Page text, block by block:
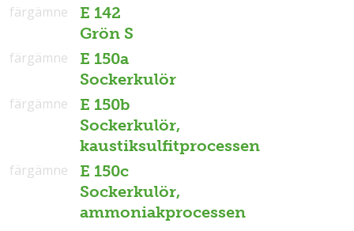
E 142
Grön S
färgämne
E 150a
Sockerkulör
färgämne
E 150b
Sockerkulör,
kaustiksulfitprocessen
färgämne
E 150c
Sockerkulör,
ammoniakprocessen
färgämne